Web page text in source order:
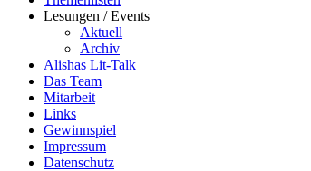
Lesungen / Events
Aktuell
Archiv
Alishas Lit-Talk
Das Team
Mitarbeit
Links
Gewinnspiel
Impressum
Datenschutz